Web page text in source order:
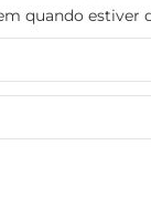
quando estiver